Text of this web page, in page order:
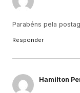
Parabéns pela
Responder
Hamilton